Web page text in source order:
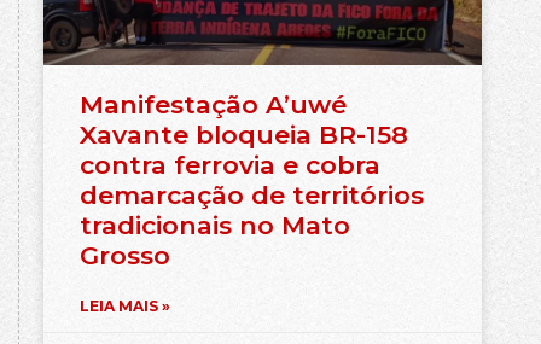
Manifestação A’uwé
Xavante bloqueia BR-158
contra ferrovia e cobra
demarcação de territórios
tradicionais no Mato
Grosso
LEIA MAIS »